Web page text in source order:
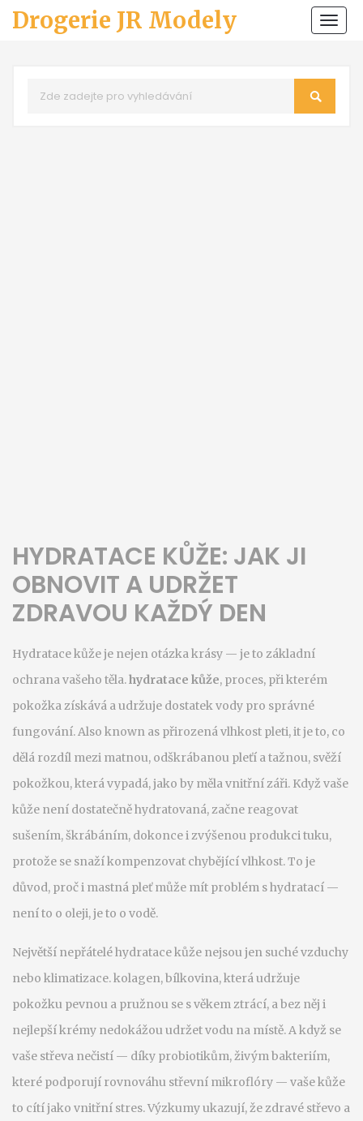
Drogerie JR Modely
HYDRATACE KŮŽE: JAK JI
OBNOVIT A UDRŽET
ZDRAVOU KAŽDÝ DEN
Hydratace kůže je nejen otázka krásy — je to základní
ochrana vašeho těla.hydratace kůže, proces, při kterém
pokožka získává a udržuje dostatek vody pro správné
fungování. Also known as přirozená vlhkost pleti, it je to, co
dělá rozdíl mezi matnou, odškrábanou pleťí a tažnou, svěží
pokožkou, která vypadá, jako by měla vnitřní záři. Když vaše
kůže není dostatečně hydratovaná, začne reagovat
sušením, škrábáním, dokonce i zvýšenou produkci tuku,
protože se snaží kompenzovat chybějící vlhkost. To je
důvod, proč i mastná pleť může mít problém s hydratací —
není to o oleji, je to o vodě.
Největší nepřátelé hydratace kůže nejsou jen suché vzduchy
nebo klimatizace.kolagen,bílkovina, která udržuje
pokožku pevnou a pružnou se s věkem ztrácí, a bez něj i
nejlepší krémy nedokážou udržet vodu na místě. A když se
vaše střeva nečistí — díky probiotikům,živým bakteriím,
které podporují rovnováhu střevní mikroflóry — vaše kůže
to cítí jako vnitřní stres. Výzkumy ukazují, že zdravé střevo a